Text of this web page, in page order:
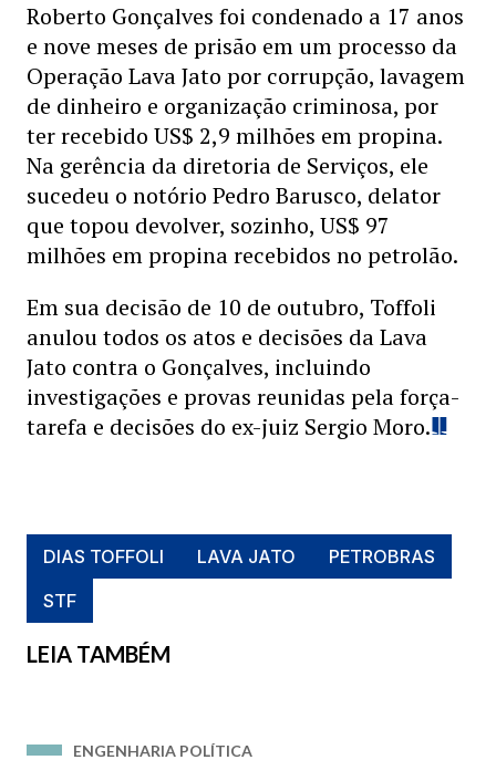
Roberto Gonçalves foi condenado a 17 anos
e nove meses de prisão em um processo da
Operação Lava Jato por corrupção, lavagem
de dinheiro e organização criminosa, por
ter recebido US$ 2,9 milhões em propina.
Na gerência da diretoria de Serviços, ele
sucedeu o notório Pedro Barusco, delator
que topou devolver, sozinho, US$ 97
milhões em propina recebidos no petrolão.
Em sua decisão de 10 de outubro, Toffoli
anulou todos os atos e decisões da Lava
Jato contra o Gonçalves, incluindo
investigações e provas reunidas pela força-
tarefa e decisões do ex-juiz Sergio Moro.
DIAS TOFFOLI LAVA JATO
PETROBRAS
STF
LEIA TAMBÉM
ENGENHARIA POLÍTICA